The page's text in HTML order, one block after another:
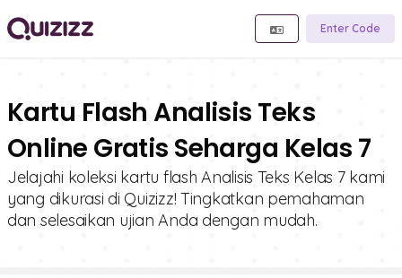
Enter Code
Kartu Flash Analisis Teks
Online Gratis Seharga Kelas 7
Jelajahi koleksi kartu flash Analisis Teks Kelas 7 kami
yang dikurasi di Quizizz! Tingkatkan pemahaman
dan selesaikan ujian Anda dengan mudah.